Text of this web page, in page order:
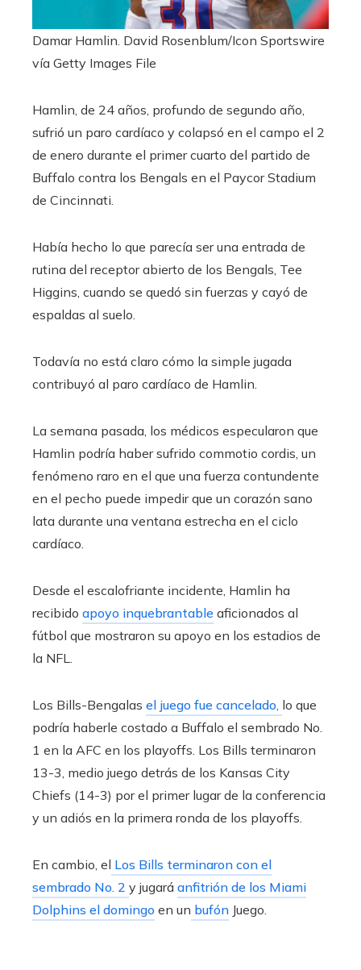
Damar Hamlin. David Rosenblum/Icon Sportswire
vía Getty Images File
Hamlin, de 24 años, profundo de segundo año,
sufrió un paro cardíaco y colapsó en el campo el 2
de enero durante el primer cuarto del partido de
Buffalo contra los Bengals en el Paycor Stadium
de Cincinnati.
Había hecho lo que parecía ser una entrada de
rutina del receptor abierto de los Bengals, Tee
Higgins, cuando se quedó sin fuerzas y cayó de
espaldas al suelo.
Todavía no está claro cómo la simple jugada
contribuyó al paro cardíaco de Hamlin.
La semana pasada, los médicos especularon que
Hamlin podría haber sufrido commotio cordis, un
fenómeno raro en el que una fuerza contundente
en el pecho puede impedir que un corazón sano
lata durante una ventana estrecha en el ciclo
cardíaco.
Desde el escalofriante incidente, Hamlin ha
recibido apoyo inquebrantable aficionados al
fútbol que mostraron su apoyo en los estadios de
la NFL.
Los Bills-Bengalas el juego fue cancelado, lo que
podría haberle costado a Buffalo el sembrado No.
1 en la AFC en los playoffs. Los Bills terminaron
13-3, medio juego detrás de los Kansas City
Chiefs (14-3) por el primer lugar de la conferencia
y un adiós en la primera ronda de los playoffs.
En cambio, el Los Bills terminaron con el
sembrado No. 2 y jugará anfitrión de los Miami
Dolphins el domingo en un bufón Juego.